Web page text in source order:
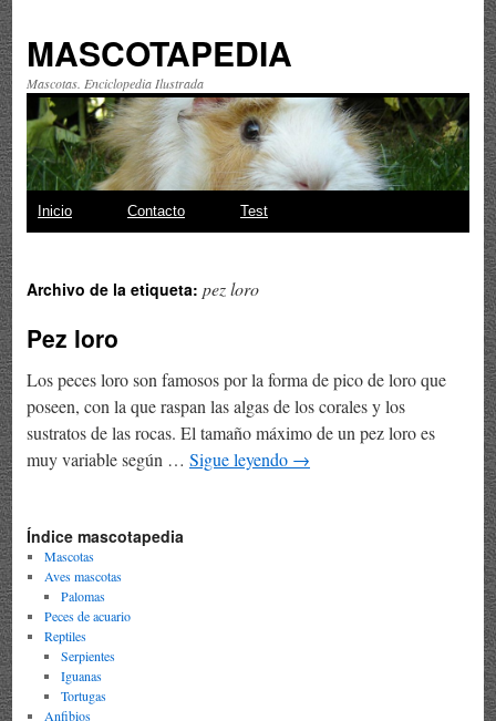
MASCOTAPEDIA
Mascotas. Enciclopedia Ilustrada
Saltar
contenido
Inicio Contacto Test
Archivo de la etiqueta: pez loro
Pez loro
Los peces loro son famosos por la forma de pico de loro que
poseen, con la que raspan las algas de los corales y los
sustratos de las rocas. El tamaño máximo de un pez loro es
muy variable según … Sigue leyendo →
Índice mascotapedia
Mascotas
Aves mascotas
Palomas
Peces de acuario
Reptiles
Serpientes
Iguanas
Tortugas
Anfibios